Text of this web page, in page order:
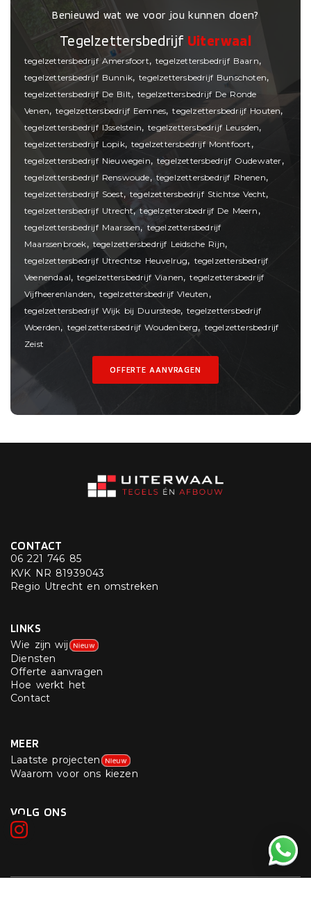
Benieuwd wat we voor jou kunnen doen?
Tegelzettersbedrijf Uiterwaal
tegelzettersbedrijf Amersfoort,tegelzettersbedrijf Baarn,
tegelzettersbedrijf Bunnik,tegelzettersbedrijf Bunschoten,
tegelzettersbedrijf De Bilt,tegelzettersbedrijf De Ronde
Venen,tegelzettersbedrijf Eemnes,tegelzettersbedrijf Houten,
tegelzettersbedrijf IJsselstein,tegelzettersbedrijf Leusden,
tegelzettersbedrijf Lopik,tegelzettersbedrijf Montfoort ,
tegelzettersbedrijf Nieuwegein,tegelzettersbedrijf Oudewater,
tegelzettersbedrijf Renswoude,tegelzettersbedrijf Rhenen,
tegelzettersbedrijf Soest,tegelzettersbedrijf Stichtse Vecht,
tegelzettersbedrijf Utrecht,tegelzettersbedrijf De Meern ,
tegelzettersbedrijf Maarssen, tegelzettersbedrijf
Maarssenbroek, tegelzettersbedrijf Leidsche Rijn,
tegelzettersbedrijf Utrechtse Heuvelrug, tegelzettersbedrijf
Veenendaal,tegelzettersbedrijf Vianen,tegelzettersbedrijf
Vijfheerenlanden,tegelzettersbedrijf Vleuten ,
tegelzettersbedrijf Wijk bij Duurstede,tegelzettersbedrijf
Woerden, tegelzettersbedrijf Woudenberg, tegelzettersbedrijf
Zeist
OFFERTE AANVRAGEN
CONTACT
06 221 746 85
KVK NR 81939043
Regio Utrecht en omstreken
LINKS
Wie zijn wij Nieuw
Diensten
Offerte aanvragen
Hoe werkt het
Contact
MEER
Laatste projecten NIeuw
Waarom voor ons kiezen
VOLG ONS